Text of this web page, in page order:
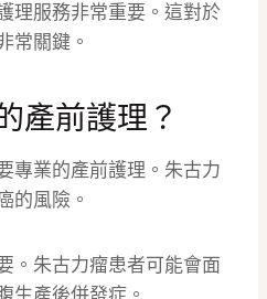
理服務非常重要。這對於
常關鍵。
產前護理？
專業的產前護理。朱古力
的風險。
。朱古力瘤患者可能會面